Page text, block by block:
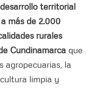
territorial
más de 2.000
rurales
Cundinamarca que
agropecuarias, la
limpia y